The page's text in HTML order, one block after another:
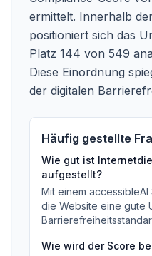
ermittelt. Innerhalb
positioniert sich das
Platz 144 von 549
Diese Einordnung
der digitalen
Häufig gestellte
Wie gut ist
aufgestellt?
Mit einem
die Website eine gute
Wie wird der Score